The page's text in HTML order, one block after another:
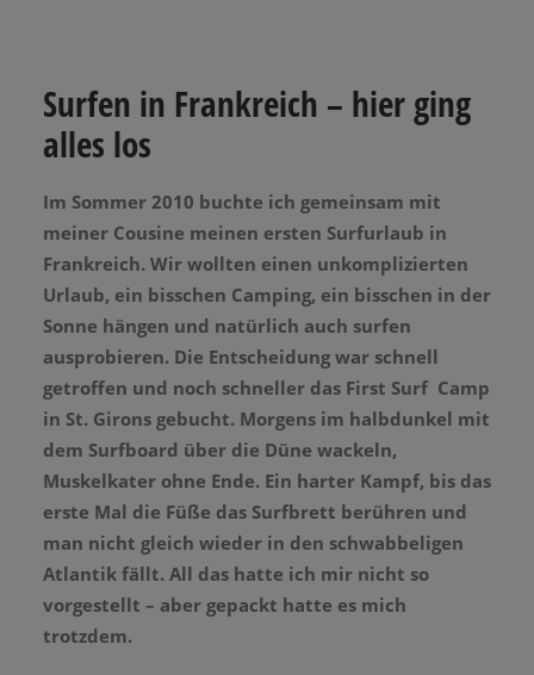
Surfen in Frankreich – hier ging
alles los
Im Sommer 2010 buchte ich gemeinsam mit
meiner Cousine meinen ersten Surfurlaub in
Frankreich. Wir wollten einen unkomplizierten
Urlaub, ein bisschen Camping, ein bisschen in der
Sonne hängen und natürlich auch surfen
ausprobieren. Die Entscheidung war schnell
getroffen und noch schneller das First Surf Camp
in St. Girons gebucht. Morgens im halbdunkel mit
dem Surfboard über die Düne wackeln,
Muskelkater ohne Ende. Ein harter Kampf, bis das
erste Mal die Füße das Surfbrett berühren und
man nicht gleich wieder in den schwabbeligen
Atlantik fällt. All das hatte ich mir nicht so
vorgestellt – aber gepackt hatte es mich
trotzdem.